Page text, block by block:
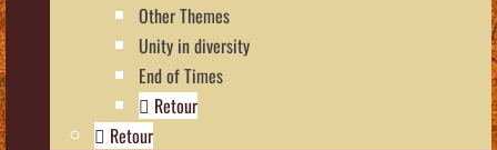
Other Themes
Unity in diversity
End of Times
Retour
Retour